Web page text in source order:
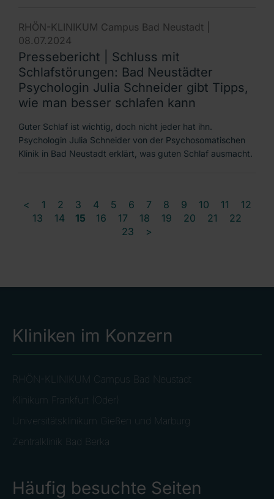
RHÖN-KLINIKUM Campus Bad Neustadt |
08.07.2024
Pressebericht | Schluss mit
Schlafstörungen: Bad Neustädter
Psychologin Julia Schneider gibt Tipps,
wie man besser schlafen kann
Guter Schlaf ist wichtig, doch nicht jeder hat ihn.
Psychologin Julia Schneider von der Psychosomatischen
Klinik in Bad Neustadt erklärt, was guten Schlaf ausmacht.
< 1 2 3 4 5 6 7 8 9 10 11
12
13
14 15 16 17 18 19 20 21
22
23
>
Kliniken im Konzern
RHÖN-KLINIKUM Campus Bad Neustadt
Klinikum Frankfurt (Oder)
Universitätsklinikum Gießen und Marburg
Zentralklinik Bad Berka
Häufig besuchte Seiten